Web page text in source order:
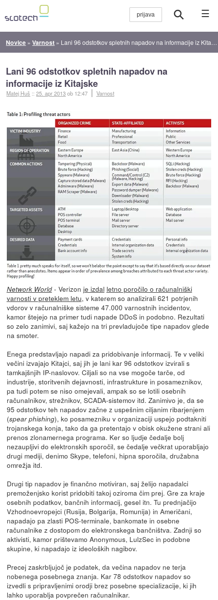
☰
Novice »Varnost » Lani 96 odstotkov spletnih napadov na informacije iz Kitajske
Lani 96 odstotkov spletnih napadov na
informacije iz Kitajske
Matej Huš ::25. apr 2013ob 12:47 Varnost
Network World- Verizon je izdal letno poročilo o računalniški
varnosti v preteklem letu, v katerem so analizirali 621 potrjenih
vdorov v računalniške sisteme 47.000 varnostnih incidentov,
kamor štejejo na primer tudi napade DDoS in podobno. Rezultati
so zelo zanimivi, saj kažejo na tri prevladujoče tipe napadov glede
na smoter.
Enega predstavljajo napadi za pridobivanje informacij. Te v veliki
večini izvajajo Kitajci, saj jih je lani kar 96 odstotkov izvirali s
tamkajšnjih IP-naslovov. Ciljali so na vse mogoče tarče, od
industrije, storitvenih dejavnosti, infrastrukture in posameznikov,
pa tudi potem se niso omejevali, ampak so se lotili osebnih
računalnikov, strežnikov, SCADA-sistemov itd. Zanimivo je, da se
95 odstotkov teh napadov začne z uspešnim ciljanim ribarjenjem
(spear phishing), ko posamezniku v organizaciji uspejo podtakniti
trojanskega konja, tako da ga pretentajo v obisk okužene strani ali
prenos zlonamernega programa. Ker so ljudje čedalje bolj
nezaupljivi do elektronskih sporočil, se čedalje večkrat uporabljajo
drugi mediji, denimo Skype, telefoni, hipna sporočila, družabna
omrežja itd.
Drugi tip napadov je finančno motiviran, saj želijo napadalci
premoženjsko korist pridobiti takoj oziroma čim prej. Gre za kraje
osebnih podatkov, bančnih informacij, gesel itn. Tu prednjačijo
Vzhodnoevropejci (Rusija, Bolgarija, Romunija) in Američani,
napadajo pa zlasti POS-terminale, bankomate in osebne
računalnike z dostopom do elektronskega bančništva. Zadnji so
aktivisti, kamor prištevamo Anonymous, LulzSec in podobne
skupine, ki napadajo iz ideoloških nagibov.
Precej zaskrbljujoč je podatek, da večina napadov ne terja
nobenega posebnega znanja. Kar 78 odstotkov napadov so
izvedli s pripravljenimi orodji brez posebne specializacije, ki jih
lahko uporablja povprečen računalnikar.